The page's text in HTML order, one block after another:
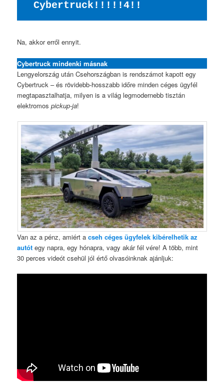
Cybertruck!!!!!4!!
Na, akkor erről ennyit.
Cybertruck mindenki másnak
Lengyelország után Csehországban is rendszámot kapott egy
Cybertruck – és rövidebb-hosszabb időre minden céges ügyfél
megtapasztalhatja, milyen is a világ legmodernebb tisztán
elektromospickup-ja!
Van az a pénz, amiért acseh céges ügyfelek kibérelhetik az
autót egy napra, egy hónapra, vagy akár fél vére! A több, mint
30 perces videót csehül jól értő olvasóinknak ajánljuk: